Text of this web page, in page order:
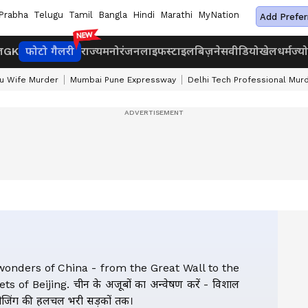
Telugu Tamil Bangla Hindi Marathi MyNation Add
GK फोटो गैलरी राज्यमनोरंजनलाइफस्टाइलबिज़नेसवीडियोखेलधर्म
Wife Murder Mumbai Pune Expressway Delhi Tech Professional
of China - from the Great Wall to the
of Beijing. चीन के अजूबों का अन्वेषण करें - विशाल
की हलचल भरी सड़कों तक।